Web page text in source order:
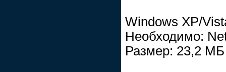
Windows XP/
Необходимо:
Размер: 23,2 МБ